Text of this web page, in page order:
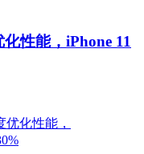
性能，iPhone 11